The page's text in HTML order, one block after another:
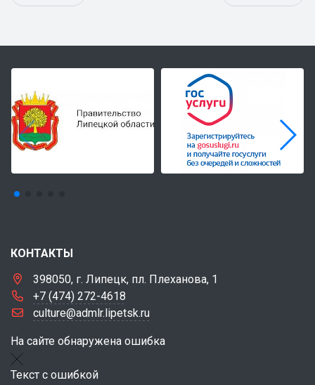
КОНТАКТЫ
398050, г. Липецк, пл. Плеханова, 1
+7 (474) 272-4618
culture@admlr.lipetsk.ru
На сайте обнаружена ошибка
Текст с ошибкой